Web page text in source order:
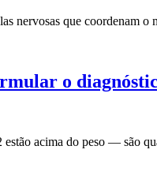
nervosas que coordenam
o
estão acima do peso — são